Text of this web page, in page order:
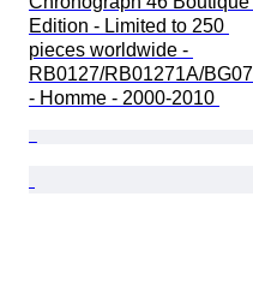
Edition - Limited to 250
pieces worldwide -
RB0127/RB01271A/BG07
- Homme - 2000-2010